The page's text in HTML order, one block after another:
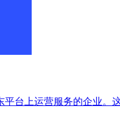
台上运营服务的企业